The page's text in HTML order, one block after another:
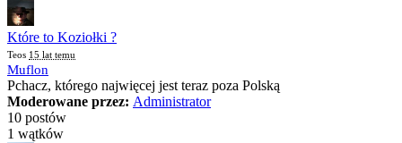
Które to Koziołki ?
Teos 15 lat temu
Muflon
Pchacz, którego najwięcej jest teraz poza Polską
Moderowane przez: Administrator
10 postów
1 wątków